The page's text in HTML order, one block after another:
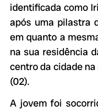
identificada como
após uma pilastra
em quanto a
na sua residência
centro da cidade
(02).
A jovem foi